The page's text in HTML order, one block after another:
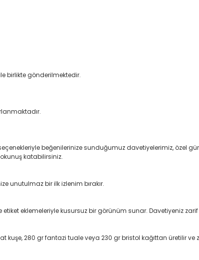
birlikte gönderilmektedir.
beğenilerinize sunduğumuz davetiyelerimiz, özel
katabilirsiniz.
unutulmaz bir ilk izlenim bırakır.
eklemeleriyle kusursuz bir görünüm sunar. Davetiyeniz
kuşe, 280 gr fantazi tuale veya 230 gr bristol kağıttan üretilir